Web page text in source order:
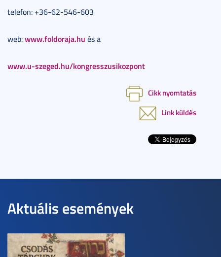
telefon: +36-62-546-603
web:www.foldoraja.hu és a
www.u-szeged.hu/kongresszusikozpont
Cikk nyomtatás
Link küldés
Aktuális események